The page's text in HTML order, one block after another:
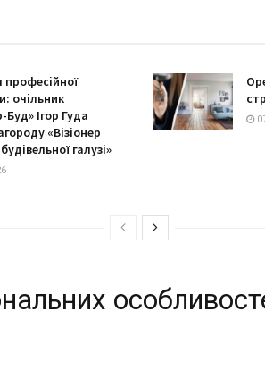
професійної
очільник
Ігор Гуда
«Візіонер
галузі»